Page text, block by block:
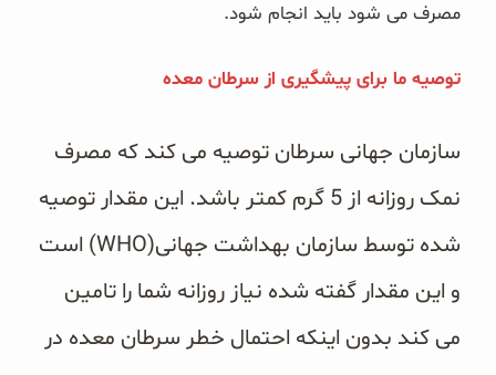
مصرف می شود باید انجام شود.
توصیه ما برای پیشگیری از سرطان معده
سازمان جهانی سرطان توصیه می کند که مصرف
نمک روزانه از 5 گرم کمتر باشد. این مقدار توصیه
شده توسط سازمان بهداشت جهانی(WHO) است
و این مقدار گفته شده نیاز روزانه شما را تامین
می کند بدون اینکه احتمال خطر سرطان معده در